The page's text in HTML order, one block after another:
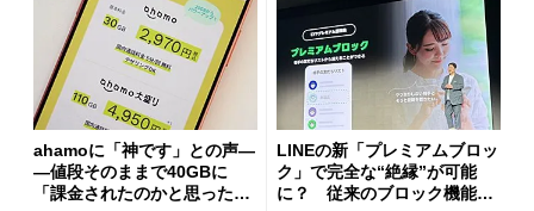
ahamoに「神です」との声―
―値段そのままで40GBに
「課金されたのかと思った」
LINEの新「プレミアムブロッ
ク」で完全な“絶縁”が可能
に？ 従来のブロック機能と